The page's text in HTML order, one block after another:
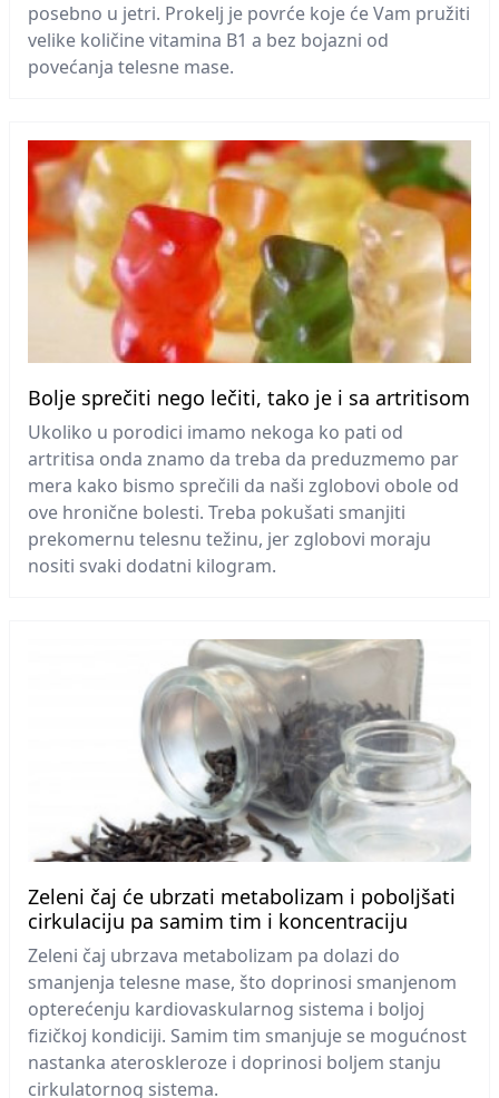
posebno u jetri. Prokelj je povrće koje će Vam pružiti
velike količine vitamina B1 a bez bojazni od
povećanja telesne mase.
Bolje sprečiti nego lečiti, tako je i sa artritisom
Ukoliko u porodici imamo nekoga ko pati od
artritisa onda znamo da treba da preduzmemo par
mera kako bismo sprečili da naši zglobovi obole od
ove hronične bolesti. Treba pokušati smanjiti
prekomernu telesnu težinu, jer zglobovi moraju
nositi svaki dodatni kilogram.
Zeleni čaj će ubrzati metabolizam i poboljšati
cirkulaciju pa samim tim i koncentraciju
Zeleni čaj ubrzava metabolizam pa dolazi do
smanjenja telesne mase, što doprinosi smanjenom
opterećenju kardiovaskularnog sistema i boljoj
fizičkoj kondiciji. Samim tim smanjuje se mogućnost
nastanka ateroskleroze i doprinosi boljem stanju
cirkulatornog sistema.